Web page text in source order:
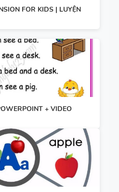
FOR KIDS | LUYỆN
+ VIDEO